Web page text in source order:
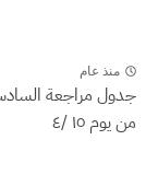
منذ عام
جدول مراجعة
من يوم ١٥ /٤